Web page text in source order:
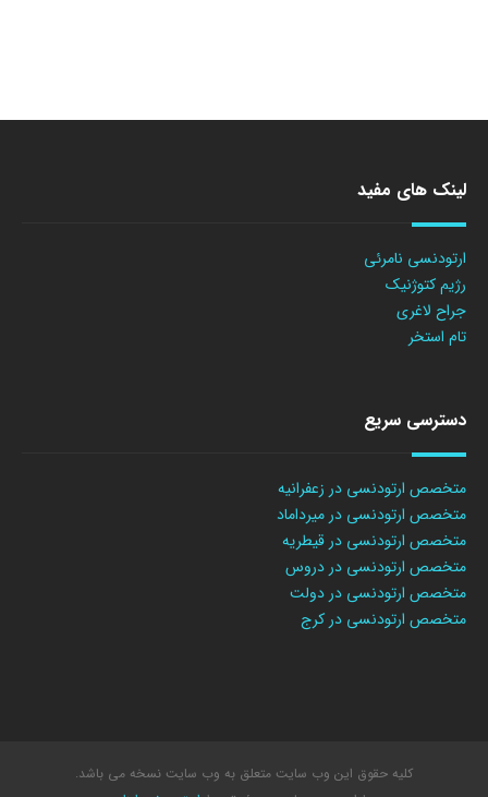
لینک های مفید
ارتودنسی نامرئی
رژیم کتوژنیک
جراح لاغری
تام استخر
دسترسی سریع
متخصص ارتودنسی در زعفرانیه
متخصص ارتودنسی در میرداماد
متخصص ارتودنسی در قیطریه
متخصص ارتودنسی در دروس
متخصص ارتودنسی در دولت
متخصص ارتودنسی در کرج
کلیه حقوق این وب سایت متعلق به وب سایت نسخه می باشد.